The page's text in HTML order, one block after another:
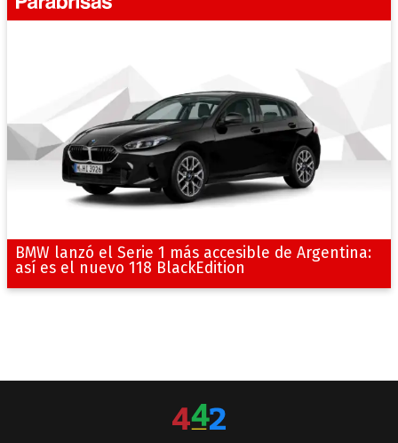
BMW lanzó el Serie 1 más accesible de Argentina:
así es el nuevo 118 BlackEdition